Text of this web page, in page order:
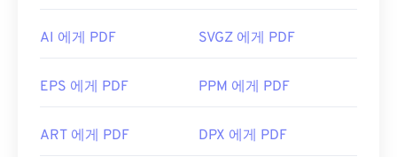
AI 에게 PDF SVGZ 에게 PDF
EPS 에게 PDF PPM 에게 PDF
ART 에게 PDF DPX 에게 PDF